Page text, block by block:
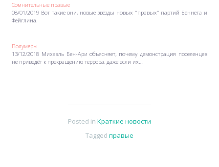
Сомнительные правые
08/01/2019 Вот такие они, новые звёзды новых "правых" партий Беннета и
Фейглина.
Полумеры
13/12/2018 Михаэль Бен-Ари объясняет, почему демонстрация поселенцев
не приведёт к прекращению террора, даже если их…
Posted in Краткие новости
Tagged правые